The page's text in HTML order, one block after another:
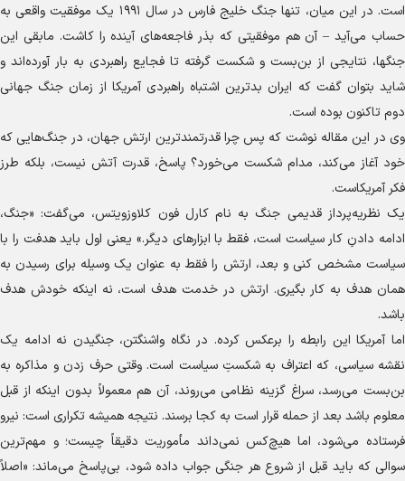
است. در این میان، تنها جنگ خلیج فارس در سال ۱۹۹۱ یک موفقیت واقعی به
حساب می‌آید – آن هم موفقیتی که بذر فاجعه‌های آینده را کاشت. مابقی این
جنگها، نتایجی از بن‌بست و شکست گرفته تا فجایع راهبردی به بار آورده‌اند و
شاید بتوان گفت که ایران بدترین اشتباه راهبردی آمریکا از زمان جنگ جهانی
دوم تاکنون بوده است.
وی در این مقاله نوشت که پس چرا قدرتمندترین ارتش جهان، در جنگ‌هایی که
خود آغاز می‌کند، مدام شکست می‌خورد؟ پاسخ، قدرت آتش نیست، بلکه طرز
فکر آمریکاست.
یک نظریه‌پرداز قدیمی جنگ به نام کارل فون کلاوزویتس، می‌گفت: «جنگ،
ادامه دادنِ کار سیاست است، فقط با ابزار‌های دیگر.» یعنی اول باید هدفت را با
سیاست مشخص کنی و بعد، ارتش را فقط به عنوان یک وسیله برای رسیدن به
همان هدف به کار بگیری. ارتش در خدمت هدف است، نه اینکه خودش هدف
باشد.
اما آمریکا این رابطه را برعکس کرده. در نگاه واشنگتن، جنگیدن نه ادامه یک
نقشه سیاسی، که اعتراف به شکستِ سیاست است. وقتی حرف زدن و مذاکره به
بن‌بست می‌رسد، سراغ گزینه نظامی می‌روند، آن هم معمولاً بدون اینکه از قبل
معلوم باشد بعد از حمله قرار است به کجا برسند. نتیجه همیشه تکراری است: نیرو
فرستاده می‌شود، اما هیچ‌کس نمی‌داند مأموریت دقیقاً چیست؛ و مهم‌ترین
سوالی که باید قبل از شروع هر جنگی جواب داده شود، بی‌پاسخ می‌ماند: «اصلاً